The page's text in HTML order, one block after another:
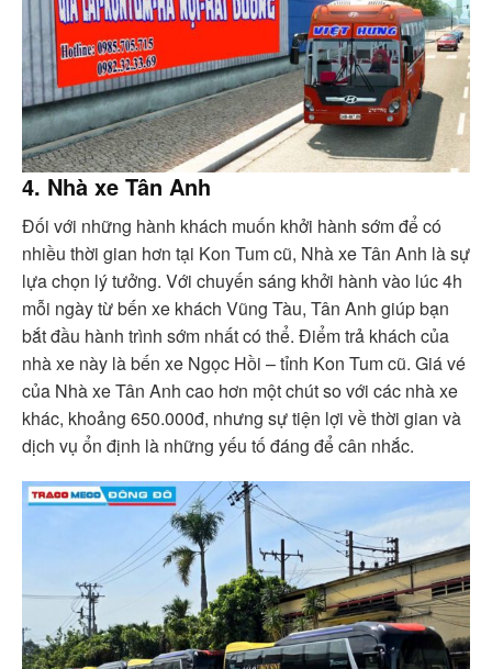
4. Nhà xe Tân Anh
Đối với những hành khách muốn khởi hành sớm để có
nhiều thời gian hơn tại Kon Tum cũ, Nhà xe Tân Anh là sự
lựa chọn lý tưởng. Với chuyến sáng khởi hành vào lúc 4h
mỗi ngày từ bến xe khách Vũng Tàu, Tân Anh giúp bạn
bắt đầu hành trình sớm nhất có thể. Điểm trả khách của
nhà xe này là bến xe Ngọc Hồi – tỉnh Kon Tum cũ. Giá vé
của Nhà xe Tân Anh cao hơn một chút so với các nhà xe
khác, khoảng 650.000đ, nhưng sự tiện lợi về thời gian và
dịch vụ ổn định là những yếu tố đáng để cân nhắc.